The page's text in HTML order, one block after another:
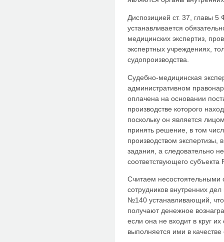
Диспозицией ст. 37, главы
устанавливается
медицинских экспертиз,
экспертных учреждениях,
судопроизводства.
Судебно-медицинская
административном
оплачена на основании
производстве которого
поскольку он является
принять решение, в том
производством
задания, а следовательно
соответствующего субъекта
Считаем несостоятельными
сотрудников внутренних
№140 устанавливающий,
получают денежное
если она не входит в круг
выполняется ими в